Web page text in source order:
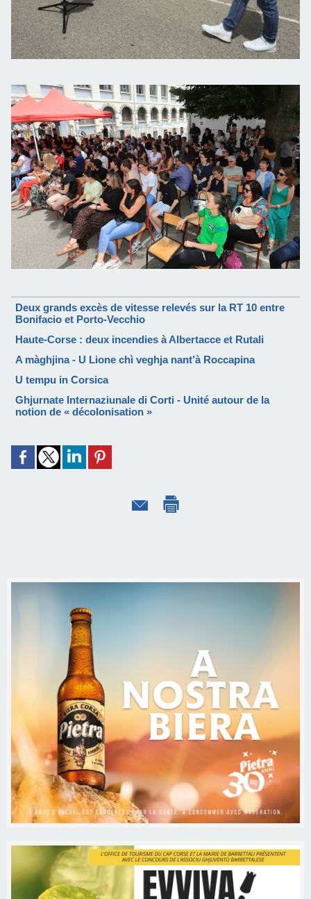
Deux grands excès de vitesse relevés sur la RT 10 entre
Bonifacio et Porto-Vecchio
Haute-Corse : deux incendies à Albertacce et Rutali
A màghjina - U Lione chì veghja nant’à Roccapina
U tempu in Corsica
Ghjurnate Internaziunale di Corti - Unité autour de la
notion de « décolonisation »